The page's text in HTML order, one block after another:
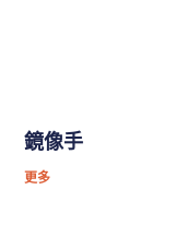
鏡像手
更多